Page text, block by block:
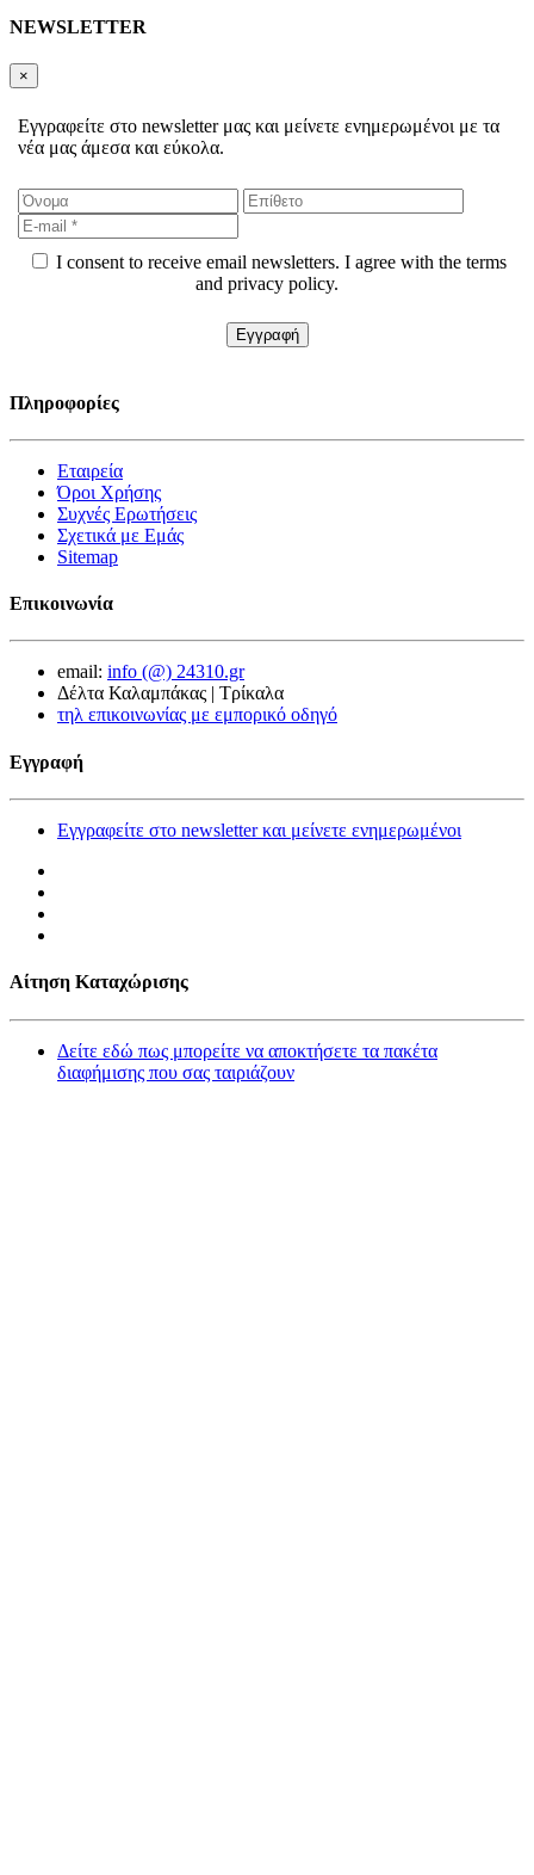
NEWSLETTER
×
Εγγραφείτε στο newsletter μας και μείνετε ενημερωμένοι με τα
νέα μας άμεσα και εύκολα.
I consent to receive email newsletters. I agree with the terms
and privacy policy.
Πληροφορίες
Εταιρεία
Όροι Χρήσης
Συχνές Ερωτήσεις
Σχετικά με Εμάς
Sitemap
Επικοινωνία
email: info (@) 24310.gr
Δέλτα Καλαμπάκας | Τρίκαλα
τηλ επικοινωνίας με εμπορικό οδηγό
Εγγραφή
Εγγραφείτε στο newsletter και μείνετε ενημερωμένοι
Αίτηση Καταχώρισης
Δείτε εδώ πως μπορείτε να αποκτήσετε τα πακέτα
διαφήμισης που σας ταιριάζουν